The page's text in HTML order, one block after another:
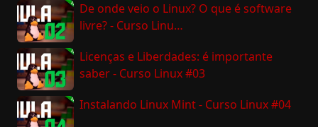
De onde veio o Linux? O que é software
livre? - Curso Linu…
Licenças e Liberdades: é importante
saber - Curso Linux #03
Instalando Linux Mint - Curso Linux #04